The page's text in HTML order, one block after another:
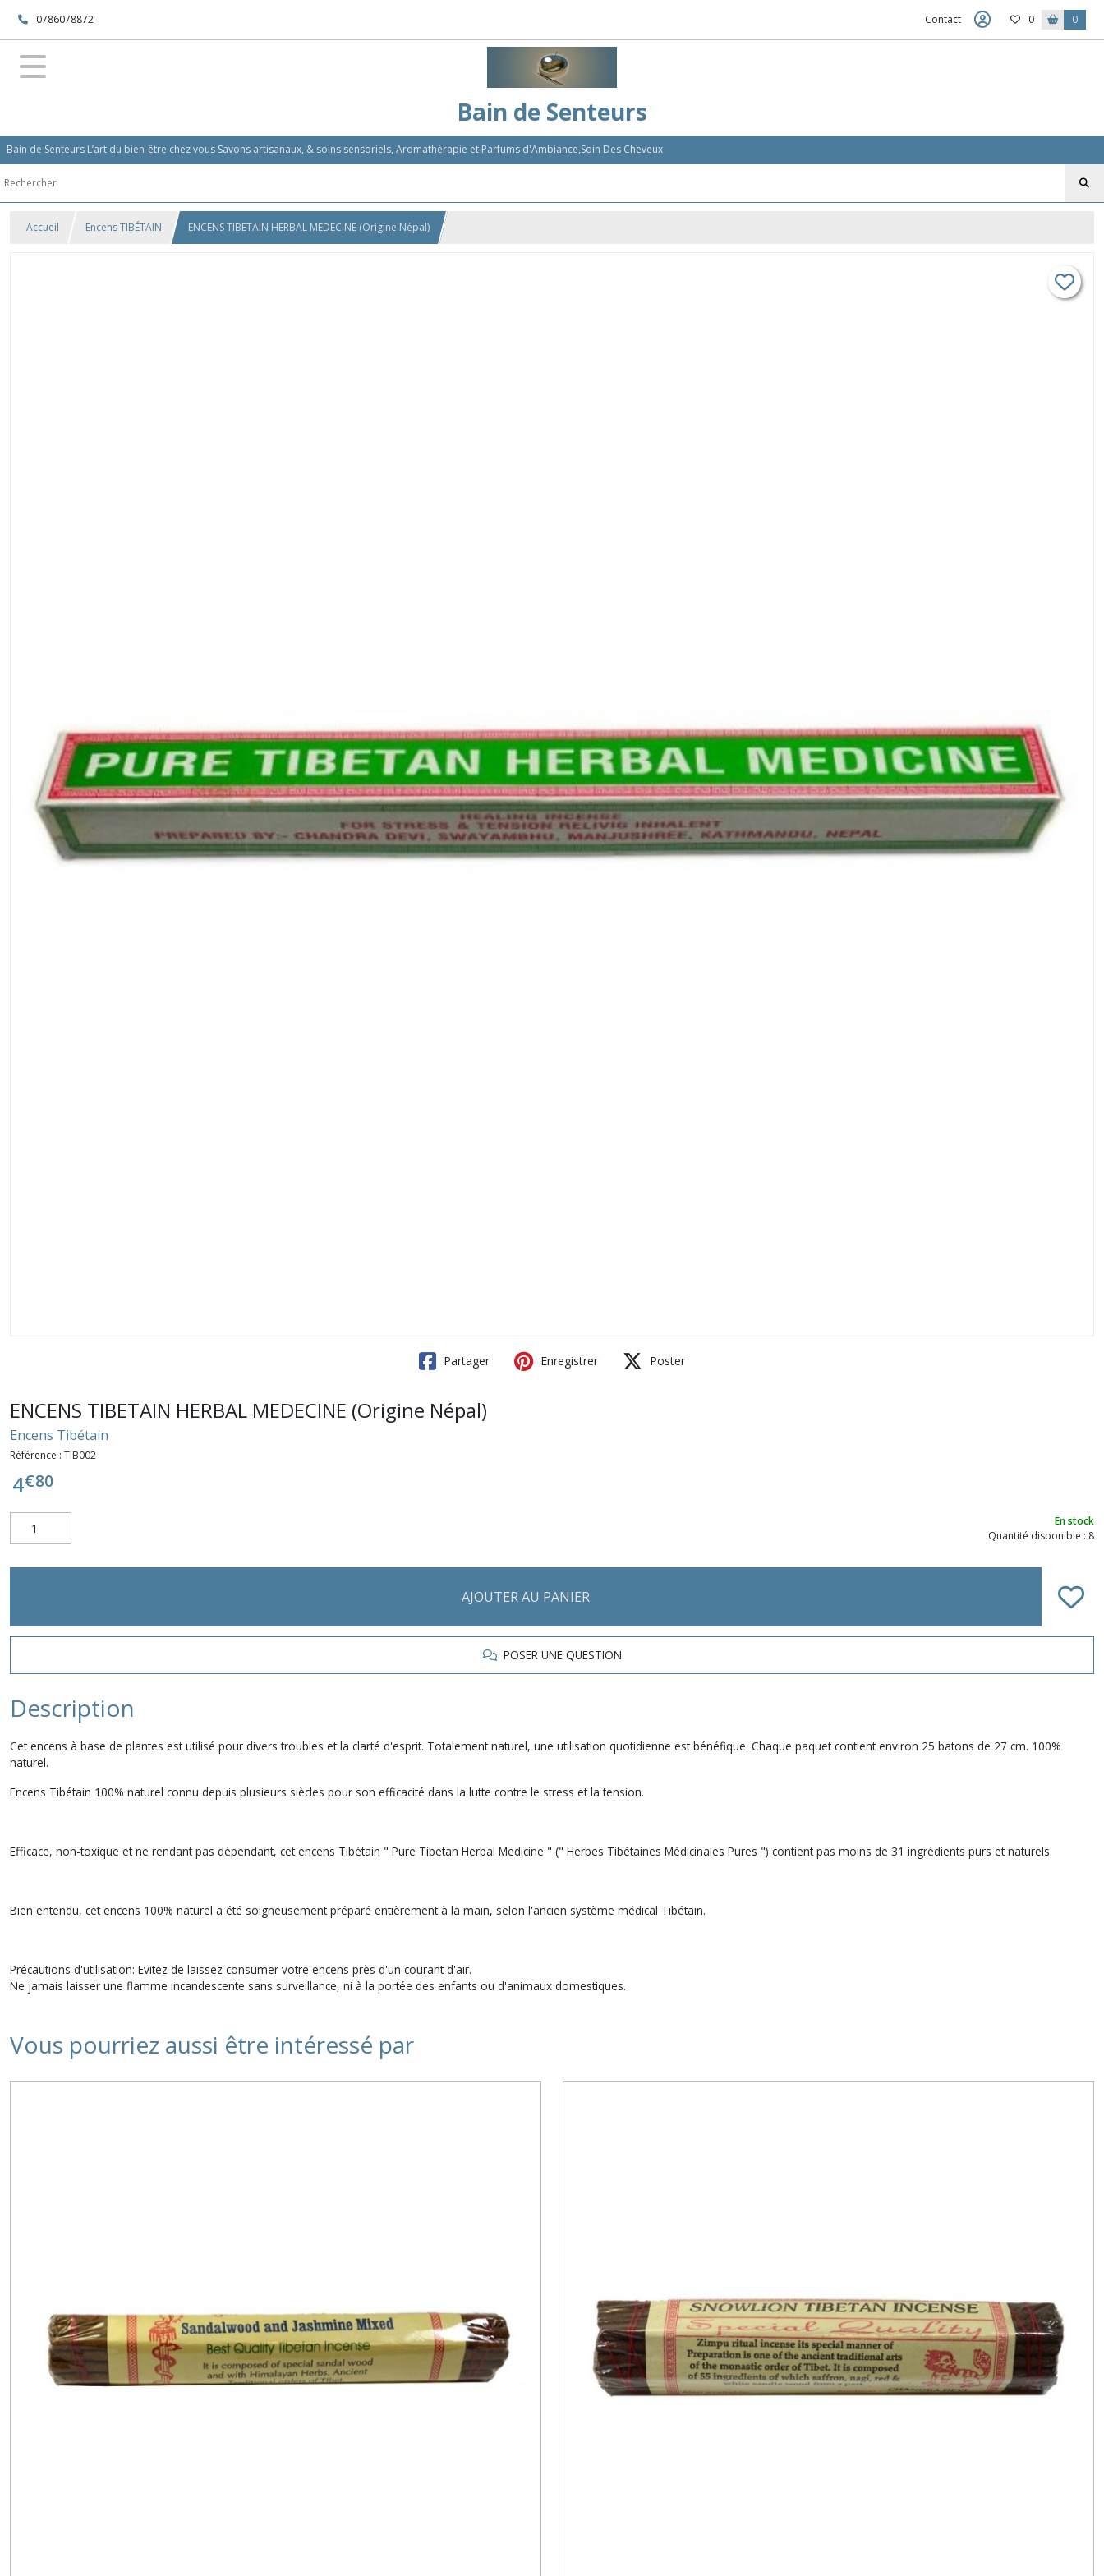
0786078872 Contact 0 0
Bain de Senteurs
Bain de Senteurs L’art du bien-être chez vous Savons artisanaux, & soins sensoriels, Aromathérapie et Parfums d'Ambiance,Soin Des Cheveux
Accueil Encens TIBÉTAIN ENCENS TIBETAIN HERBAL MEDECINE (Origine Népal)
Partager Enregistrer Poster
ENCENS TIBETAIN HERBAL MEDECINE (Origine Népal)
Encens Tibétain
Référence : TIB002
4€80
En stock
Quantité disponible : 8
AJOUTER AU PANIER
POSER UNE QUESTION
Description
Cet encens à base de plantes est utilisé pour divers troubles et la clarté d'esprit. Totalement naturel, une utilisation quotidienne est bénéfique. Chaque paquet contient environ 25 batons de 27 cm. 100%
naturel.
Encens Tibétain 100% naturel connu depuis plusieurs siècles pour son efficacité dans la lutte contre le stress et la tension.
Efficace, non-toxique et ne rendant pas dépendant, cet encens Tibétain " Pure Tibetan Herbal Medicine " (" Herbes Tibétaines Médicinales Pures ") contient pas moins de 31 ingrédients purs et naturels.
Bien entendu, cet encens 100% naturel a été soigneusement préparé entièrement à la main, selon l'ancien système médical Tibétain.
Précautions d'utilisation: Evitez de laissez consumer votre encens près d'un courant d'air.
Ne jamais laisser une flamme incandescente sans surveillance, ni à la portée des enfants ou d'animaux domestiques.
Vous pourriez aussi être intéressé par